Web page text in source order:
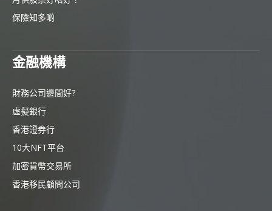
保險知多啲
金融機構
財務公司邊間好?
虛擬銀行
香港證券行
10大NFT平台
加密貨幣交易所
香港移民顧問公司